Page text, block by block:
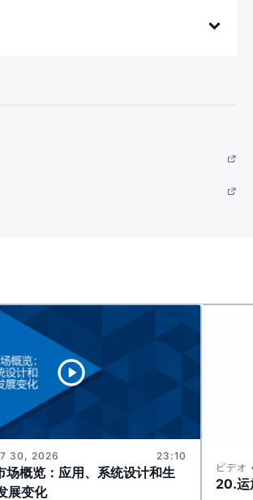
场概览：应用、系统设计和生
展变化
7 30, 2026 23:10
20.运
ビデ